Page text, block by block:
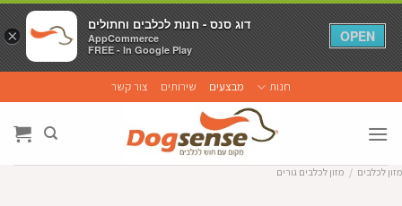
to
content
חנות מבצעים שירותים צור קשר
מזון לכלבים / מזון לכלבים גורים
×
דוג סנס - חנות לכלבים וחתולים
AppCommerce
FREE - In Google Play
OPEN
×
דוג סנס - חנות לכלבים וחתולים
AppCommerce
FREE - In Google Play
OPEN